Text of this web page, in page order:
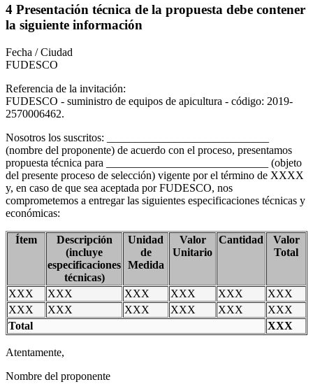
4 Presentación técnica de la propuesta debe contener
la siguiente información
Fecha / Ciudad
FUDESCO
Referencia de la invitación:
FUDESCO - suministro de equipos de apicultura - código: 2019-
2570006462.
Nosotros los suscritos: _____________________________
(nombre del proponente) de acuerdo con el proceso, presentamos
propuesta técnica para _____________________________ (objeto
del presente proceso de selección) vigente por el término de XXXX
y, en caso de que sea aceptada por FUDESCO, nos
comprometemos a entregar las siguientes especificaciones técnicas y
económicas:
Ítem
Descripción
(incluye
especificaciones
técnicas)
Unidad
de
Medida
Valor
Unitario
Cantidad
Valor
Total
XXX XXX XXX XXX XXX
XXX
XXX
XXX XXX XXX XXX
XXX
Total
XXX
Atentamente,
Nombre del proponente